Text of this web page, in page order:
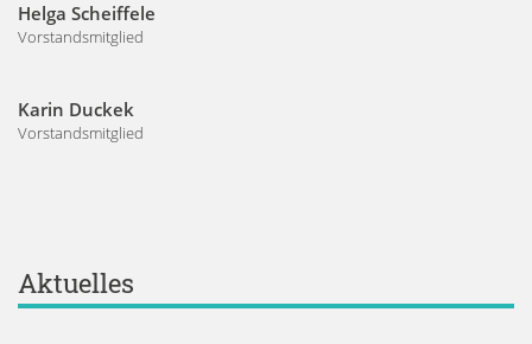
Helga Scheiffele
Vorstandsmitglied
Karin Duckek
Vorstandsmitglied
Aktuelles